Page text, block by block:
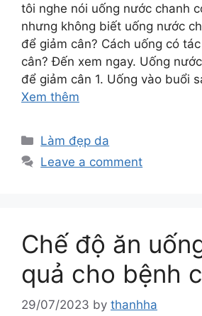
tôi nghe nói uống nước chanh
nhưng không biết uống nước
để giảm cân? Cách uống có
cân? Đến xem ngay. Uống
để giảm cân 1. Uống vào buổi
Xem thêm
Làm đẹp da
Leave a comment
Chế độ ăn
quả cho bệnh
29/07/2023 by thanhha